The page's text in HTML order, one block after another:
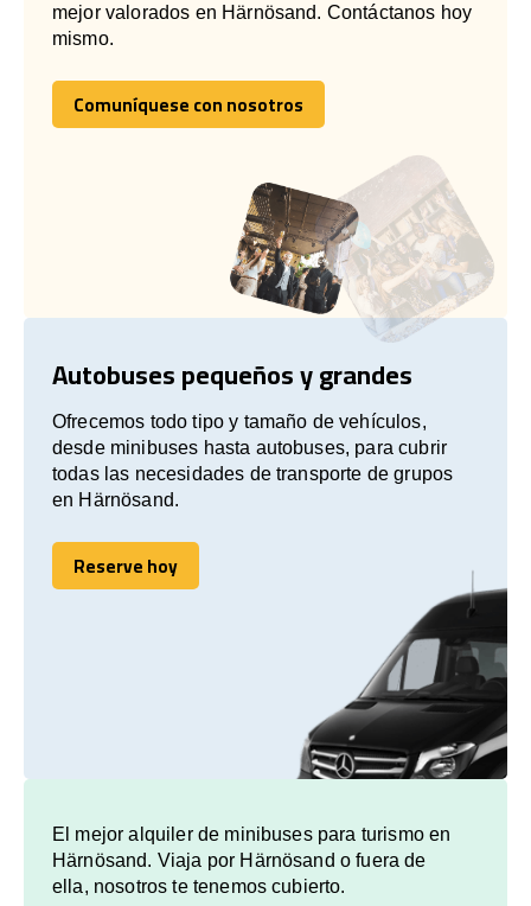
mejor valorados en Härnösand. Contáctanos hoy
mismo.
Comuníquese con nosotros
Comuníquese con nosotros
Autobuses pequeños y grandes
Ofrecemos todo tipo y tamaño de vehículos,
desde minibuses hasta autobuses, para cubrir
todas las necesidades de transporte de grupos
en Härnösand.
Reserve hoy
Reserve hoy
El mejor alquiler de minibuses para turismo en
Härnösand. Viaja por Härnösand o fuera de
ella, nosotros te tenemos cubierto.